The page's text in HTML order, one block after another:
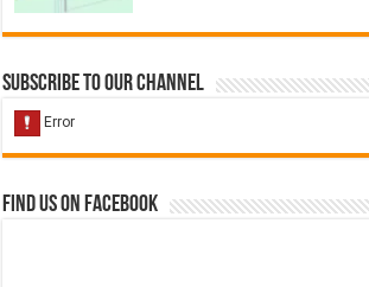
Subscribe to our Channel
Find us on Facebook